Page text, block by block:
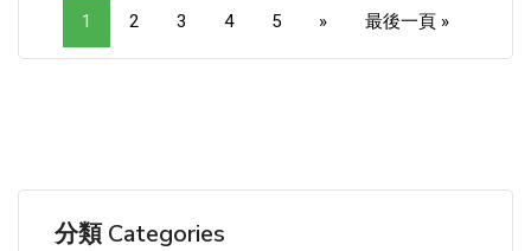
1 2 3 4 5 » 最後一頁 »
分類 Categories